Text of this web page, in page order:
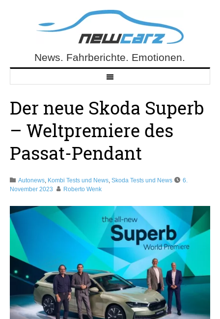
NewCarz.deNews. Fahrberichte. Emotionen.
Der neue Skoda Superb
– Weltpremiere des
Passat-Pendant
Autonews, Kombi Tests und News, Skoda Tests und News
6.
November 2023
Roberto Wenk